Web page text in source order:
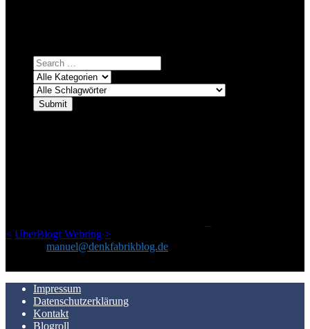
< UberBlogr Webring >
manuel@denkfabrikblog.de
Impressum
Datenschutzerklärung
Kontakt
Blogroll